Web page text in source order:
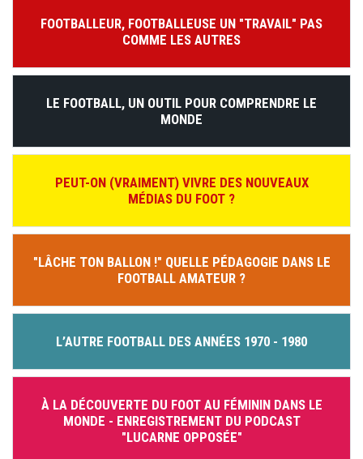
FOOTBALLEUR, FOOTBALLEUSE UN "TRAVAIL" PAS
COMME LES AUTRES
LE FOOTBALL, UN OUTIL POUR COMPRENDRE LE
MONDE
PEUT-ON (VRAIMENT) VIVRE DES NOUVEAUX
MÉDIAS DU FOOT ?
"LÂCHE TON BALLON !" QUELLE PÉDAGOGIE DANS LE
FOOTBALL AMATEUR ?
L’AUTRE FOOTBALL DES ANNÉES 1970 - 1980
À LA DÉCOUVERTE DU FOOT AU FÉMININ DANS LE
MONDE - ENREGISTREMENT DU PODCAST
"LUCARNE OPPOSÉE"